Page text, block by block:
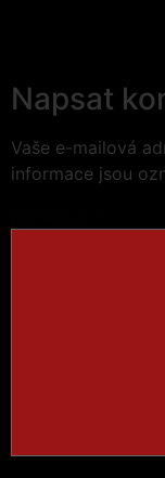
Napsat
Vaše e-mailová
informace jsou